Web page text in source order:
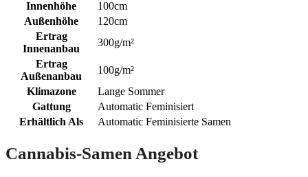
Innenhöhe
100cm
Außenhöhe
120cm
Ertrag
Innenanbau
300g/m²
Ertrag
Außenanbau
100g/m²
Klimazone
Lange Sommer
Gattung
Automatic Feminisiert
Erhältlich Als
Automatic Feminisierte Samen
Cannabis-Samen Angebot